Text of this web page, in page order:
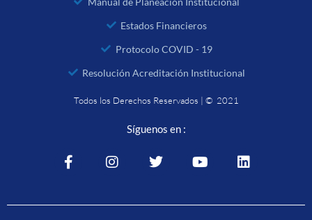
Estados Financieros
Protocolo COVID - 19
Resolución Acreditación Institucional
Todos los Derechos Reservados | © 2021
Síguenos en :